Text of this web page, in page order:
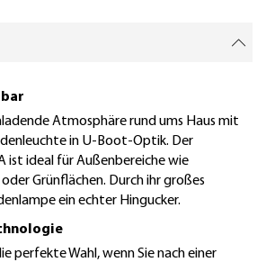
Atmosphäre rund ums Haus mit
in U-Boot-Optik. Der
ist ideal für Außenbereiche wie
Grünflächen. Durch ihr großes
ein echter Hingucker.
perfekte Wahl, wenn Sie nach einer